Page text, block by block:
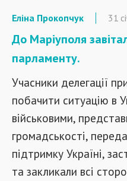
Еліна Прокопчук 31
До Маріуполя
парламенту.
Учасники делегації
побачити ситуацію в
військовими,
громадськості,
підтримку Україні,
та закликали всі